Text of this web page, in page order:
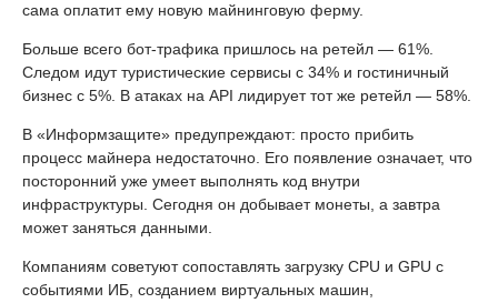
сама оплатит ему новую майнинговую ферму.
Больше всего бот-трафика пришлось на ретейл — 61%.
Следом идут туристические сервисы с 34% и гостиничный
бизнес с 5%. В атаках на API лидирует тот же ретейл — 58%.
В «Информзащите» предупреждают: просто прибить
процесс майнера недостаточно. Его появление означает, что
посторонний уже умеет выполнять код внутри
инфраструктуры. Сегодня он добывает монеты, а завтра
может заняться данными.
Компаниям советуют сопоставлять загрузку CPU и GPU с
событиями ИБ, созданием виртуальных машин,